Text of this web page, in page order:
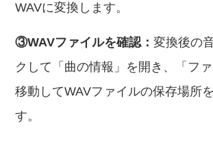
WAVに変換します。
③WAVファイルを確認：変換後の
クして「曲の情報」を開き、「フ
移動してWAVファイルの保存場所
す。